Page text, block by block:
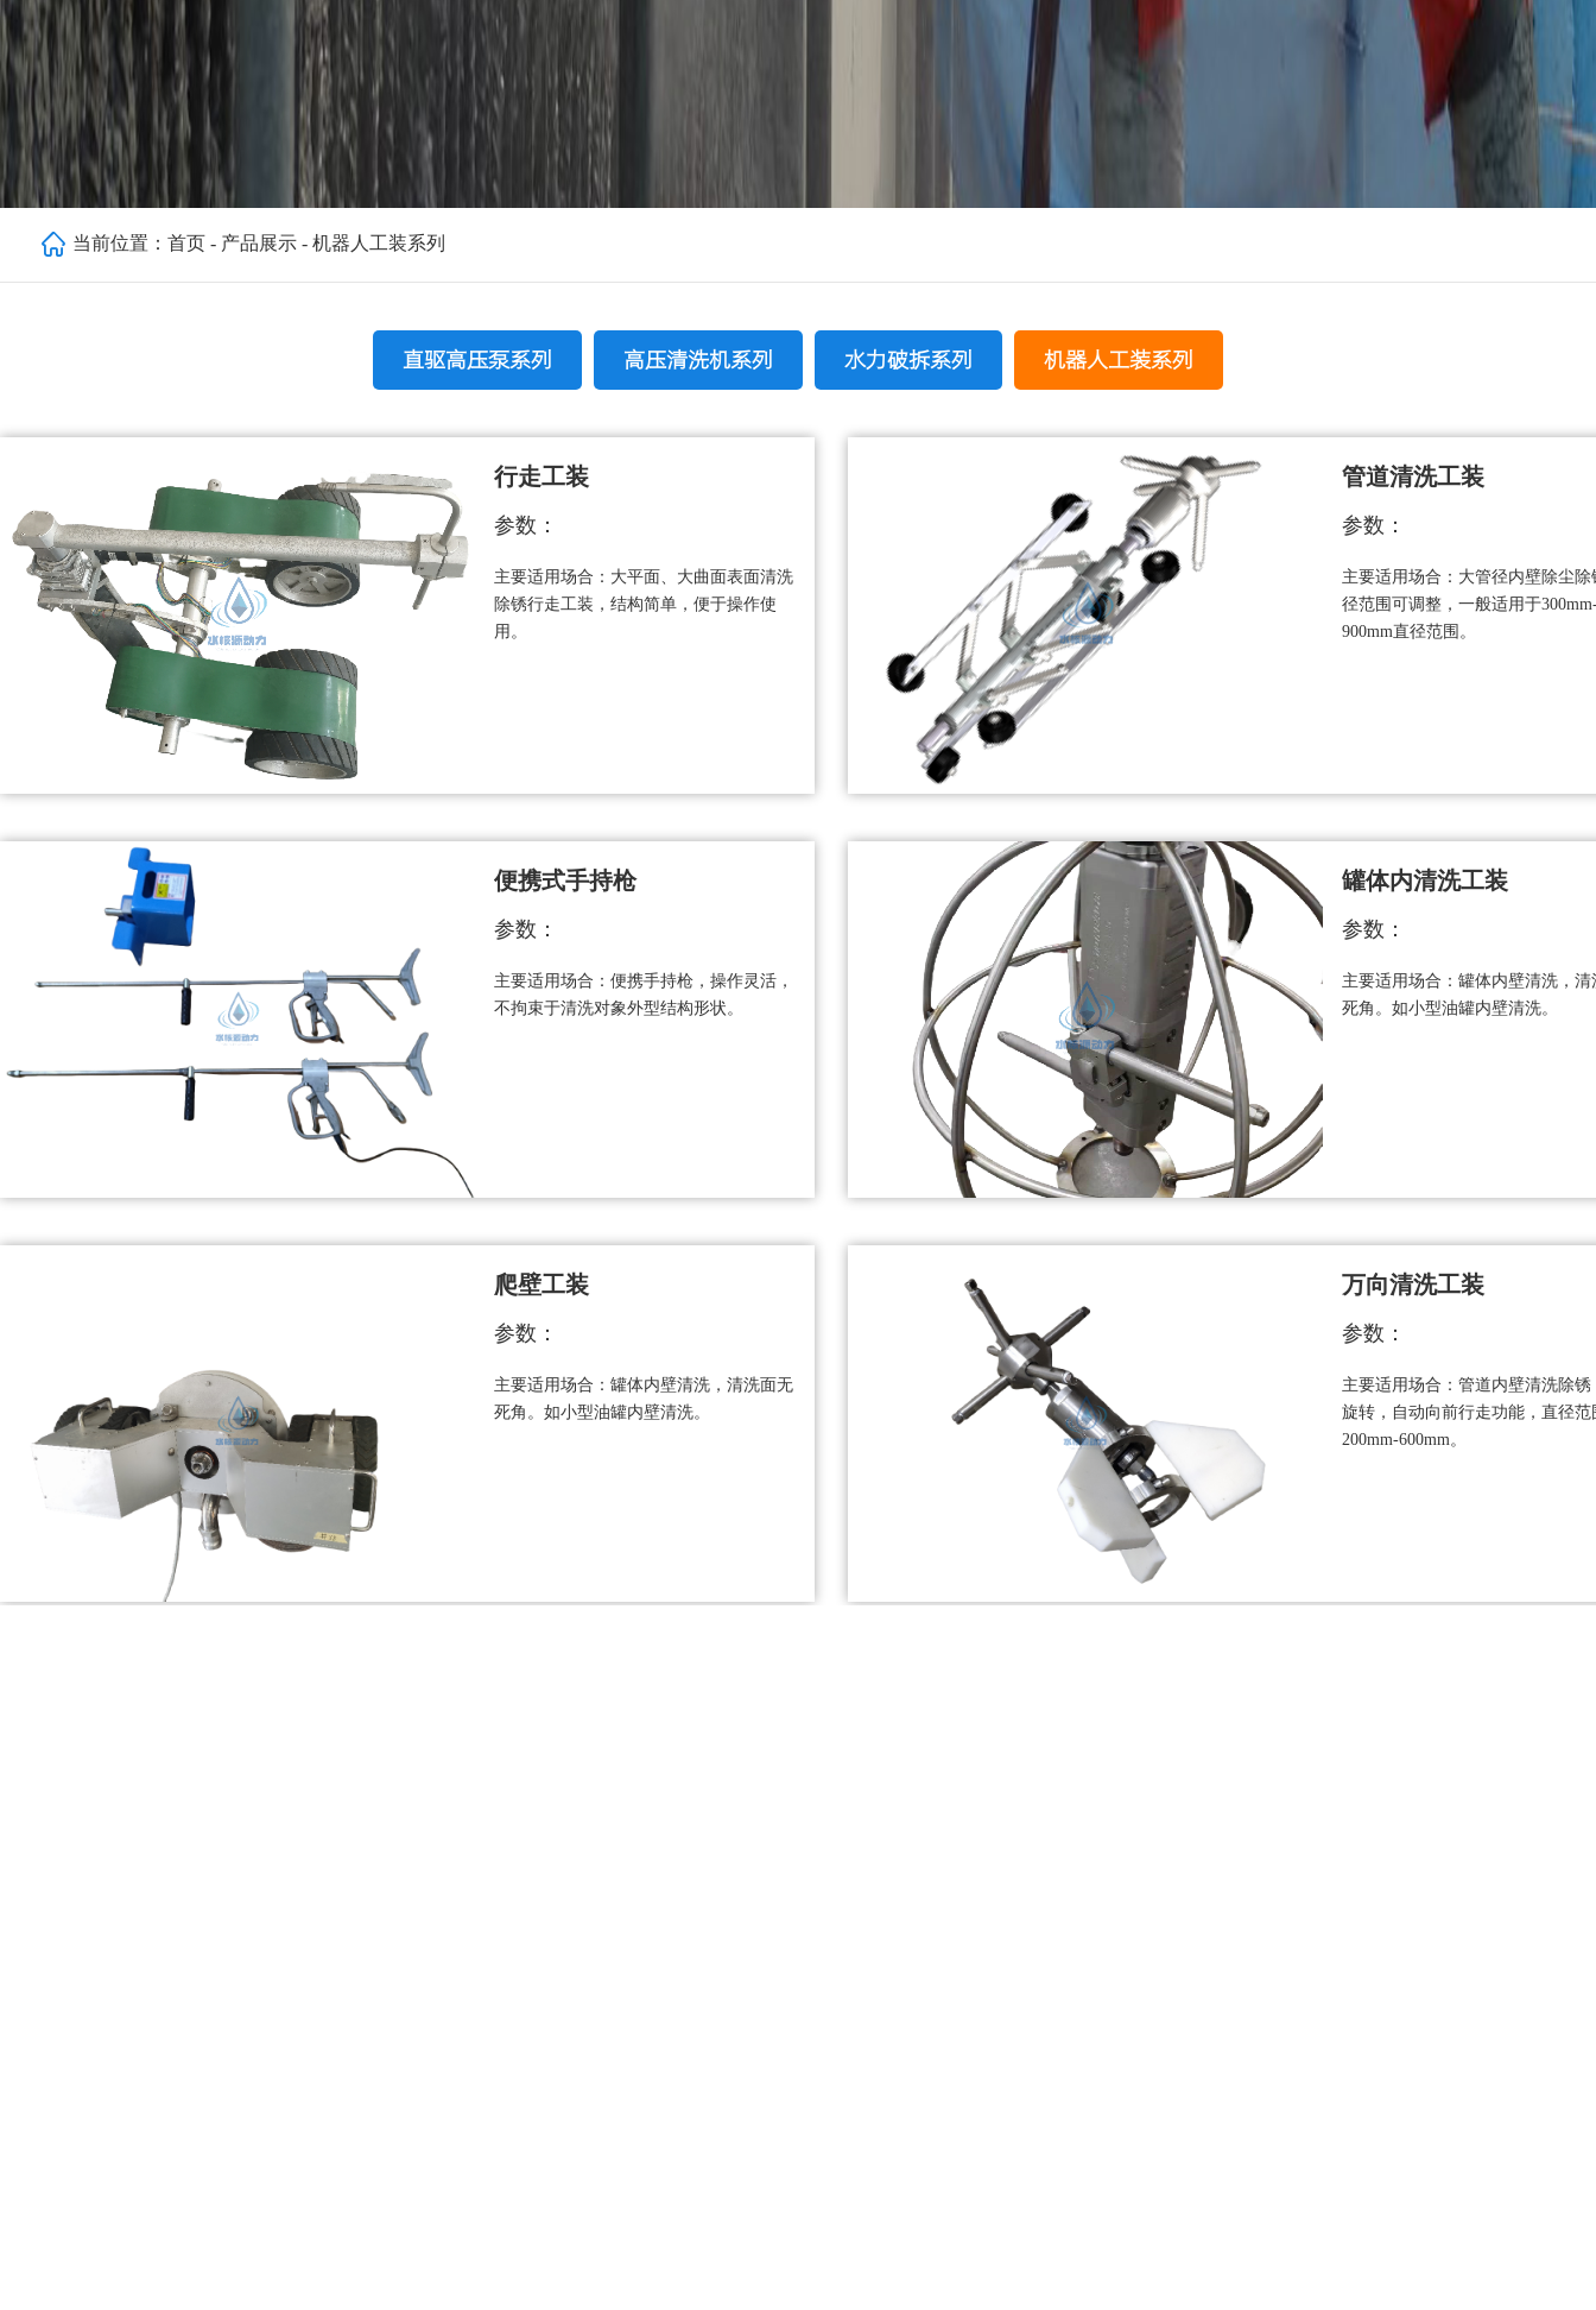
当前位置： 首页- 产品展示- 机器人工装系列
直驱高压泵系列 高压清洗机系列 水力破拆系列 机器人工装系列
行走工装
参数：
主要适用场合：大平面、大曲面表面清洗
除锈行走工装，结构简单，便于操作使
用。
管道清洗工装
参数：
主要适用场合：大管径内壁除尘除
径范围可调整，一般适用于
900mm直径范围。
便携式手持枪
参数：
主要适用场合：便携手持枪，操作灵活，
不拘束于清洗对象外型结构形状。
罐体内清洗工装
参数：
主要适用场合：罐体内壁清洗，清
死角。如小型油罐内壁清洗。
爬壁工装
参数：
主要适用场合：罐体内壁清洗，清洗面无
死角。如小型油罐内壁清洗。
万向清洗工装
参数：
主要适用场合：管道内壁清洗除锈
旋转，自动向前行走功能，直径范
200mm-600mm。